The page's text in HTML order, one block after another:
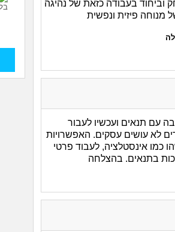
וביחוד בעבודה כזאת של נהיגה
מנוחה פיזית ונפשית
עם תנאים ועכשיו לעבור
לא עושים עסקים. האפשרויות
כמו אינסטלציה, לעבוד פרטי
בתנאים. בהצלחה